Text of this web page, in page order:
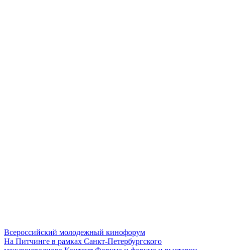
Всероссийский молодежный кинофорум
На Питчинге в рамках Санкт-Петербургского